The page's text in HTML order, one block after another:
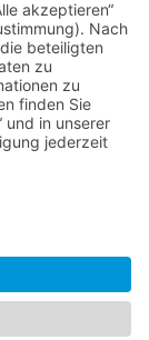
auf Kuba
Kuba